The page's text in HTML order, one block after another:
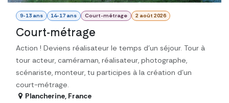
9-13 ans 14-17 ans Court-métrage 2 août 2026
Court-métrage
Action ! Deviens réalisateur le temps d’un séjour. Tour à
tour acteur, caméraman, réalisateur, photographe,
scénariste, monteur, tu participes à la création d’un
court-métrage.
Plancherine, France